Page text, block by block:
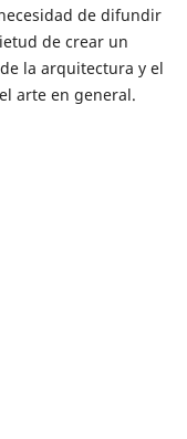
de difundir
de crear un
la arquitectura y el
arte en general.